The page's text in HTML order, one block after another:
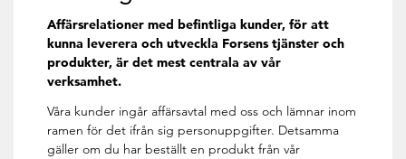
Affärsrelationer med befintliga kunder, för att
kunna leverera och utveckla Forsens tjänster och
produkter, är det mest centrala av vår
verksamhet.
Våra kunder ingår affärsavtal med oss och lämnar inom
ramen för det ifrån sig personuppgifter. Detsamma
gäller om du har beställt en produkt från vår